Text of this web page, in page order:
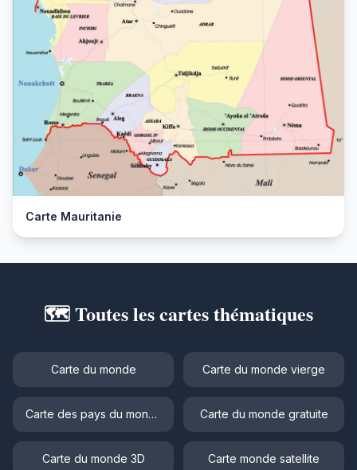
Carte Mauritanie
🗺️ Toutes les cartes thématiques
Carte du monde Carte du monde vierge
Carte des pays du monde Carte du monde gratuite
Carte du monde 3D Carte monde satellite